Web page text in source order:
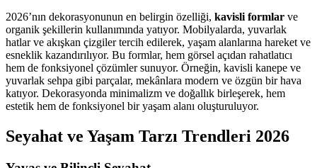
2026’nın dekorasyonunun en belirgin özelliği, kavisli formlar ve
organik şekillerin kullanımında yatıyor. Mobilyalarda, yuvarlak
hatlar ve akışkan çizgiler tercih edilerek, yaşam alanlarına hareket ve
esneklik kazandırılıyor. Bu formlar, hem görsel açıdan rahatlatıcı
hem de fonksiyonel çözümler sunuyor. Örneğin, kavisli kanepe ve
yuvarlak sehpa gibi parçalar, mekânlara modern ve özgün bir hava
katıyor. Dekorasyonda minimalizm ve doğallık birleşerek, hem
estetik hem de fonksiyonel bir yaşam alanı oluşturuluyor.
Seyahat ve Yaşam Tarzı Trendleri 2026